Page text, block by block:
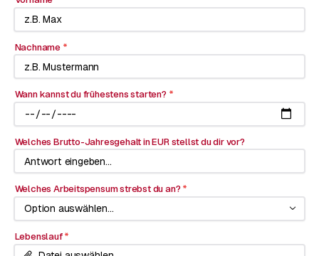
Nachname *
Wann kannst du frühestens starten? *
Welches Brutto-Jahresgehalt in EUR stellst du dir vor?
Welches Arbeitspensum strebst du an? *
Option auswählen...
Lebenslauf *